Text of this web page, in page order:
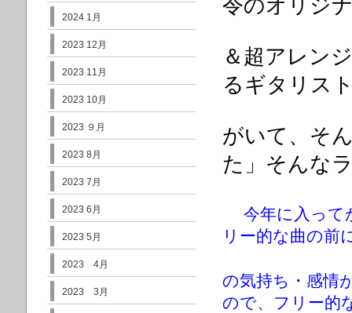
令のオリジ
＆超ア レン
るギタリス
がいて、そ
た」そんな
今年に入って
リー的な曲の前
の気持ち・感情
ので、フリー的
2024 1月
2023 12月
2023 11月
2023 10月
2023 ９月
2023 8月
2023 7月
2023 6月
2023 5月
2023 4月
2023 3月